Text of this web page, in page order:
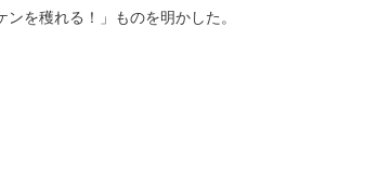
を穫れる！」ものを明かした。